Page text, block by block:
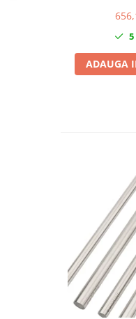
Cutie metalica de
Echipamente electrice și
Controlere de temperatură
Piese electrice industriale
Sisteme de răcire
Ventilatoare (FAN)
Unități de condiționare
5
ADAUGA